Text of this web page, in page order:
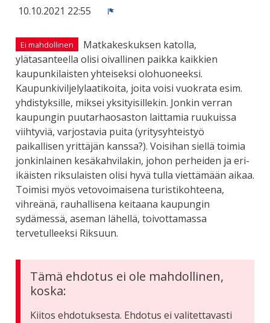
10.10.2021 22:55
Ei mahdollinen
Matkakeskuksen katolla,
ylätasanteella olisi oivallinen paikka kaikkien
kaupunkilaisten yhteiseksi olohuoneeksi.
Kaupunkiviljelylaatikoita, joita voisi vuokrata esim.
yhdistyksille, miksei yksityisillekin. Jonkin verran
kaupungin puutarhaosaston laittamia ruukuissa
viihtyviä, varjostavia puita (yritysyhteistyö
paikallisen yrittäjän kanssa?). Voisihan siellä toimia
jonkinlainen kesäkahvilakin, johon perheiden ja eri-
ikäisten riksulaisten olisi hyvä tulla viettämään aikaa.
Toimisi myös vetovoimaisena turistikohteena,
vihreänä, rauhallisena keitaana kaupungin
sydämessä, aseman lähellä, toivottamassa
tervetulleeksi Riksuun.
Tämä ehdotus ei ole mahdollinen,
koska:
Kiitos ehdotuksesta. Ehdotus ei valitettavasti